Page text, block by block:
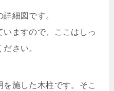
細図です。
ますので、ここはしっ
さい。
施した木柱です。そこ